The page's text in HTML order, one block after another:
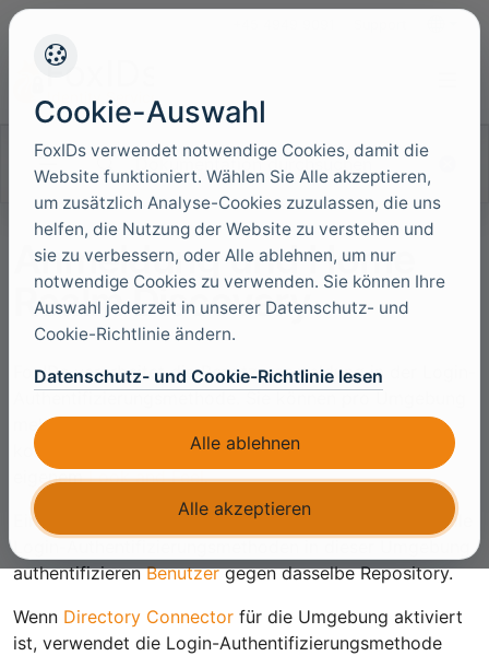
Dokumentation durchsuchen
Anmeldung und Home
Realm Discovery
FoxIDs verarbeitet die Benutzeranmeldung in der Login-
mehrere Login-Authentifizierungsmethoden
konfigurieren, jeweils mit eigenen Einstellungen und
eigenemLook and Feel.
Eine Umgebung enthält ein Benutzerrepository, und alle
Login-Authentifizierungsmethoden in dieser Umgebung
authentifizierenBenutzergegen dasselbe Repository.
Wenn Directory Connector für die Umgebung aktiviert
ist, verwendet die Login-Authentifizierungsmethode
Cookie-Auswahl
FoxIDs verwendet notwendige Cookies, damit die
Website funktioniert. Wählen Sie Alle akzeptieren,
um zusätzlich Analyse-Cookies zuzulassen, die uns
helfen, die Nutzung der Website zu verstehen und
sie zu verbessern, oder Alle ablehnen, um nur
notwendige Cookies zu verwenden. Sie können Ihre
Auswahl jederzeit in unserer Datenschutz- und
Cookie-Richtlinie ändern.
Datenschutz- und Cookie-Richtlinie lesen
Alle ablehnen
Alle akzeptieren